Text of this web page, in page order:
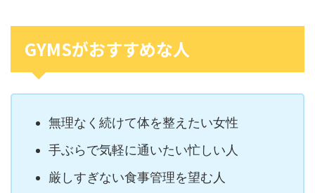
GYMSがおすすめな人
無理なく続けて体を整えたい女性
手ぶらで気軽に通いたい忙しい人
厳しすぎない食事管理を望む人